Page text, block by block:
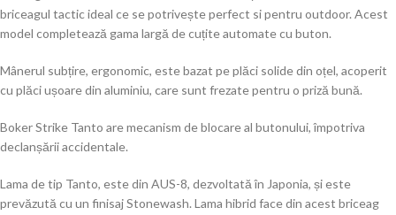
briceagul tactic ideal ce se potrivește perfect si pentru outdoor. Acest
model completează gama largă de cuțite automate cu buton.
Mânerul subțire, ergonomic, este bazat pe plăci solide din oțel, acoperit
cu plăci ușoare din aluminiu, care sunt frezate pentru o priză bună.
Boker Strike Tanto are mecanism de blocare al butonului, împotriva
declanșării accidentale.
Lama de tip Tanto, este din AUS-8, dezvoltată în Japonia, și este
prevăzută cu un finisaj Stonewash. Lama hibrid face din acest briceag